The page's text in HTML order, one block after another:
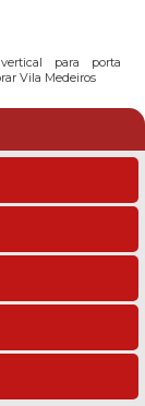
para porta
Vila Medeiros